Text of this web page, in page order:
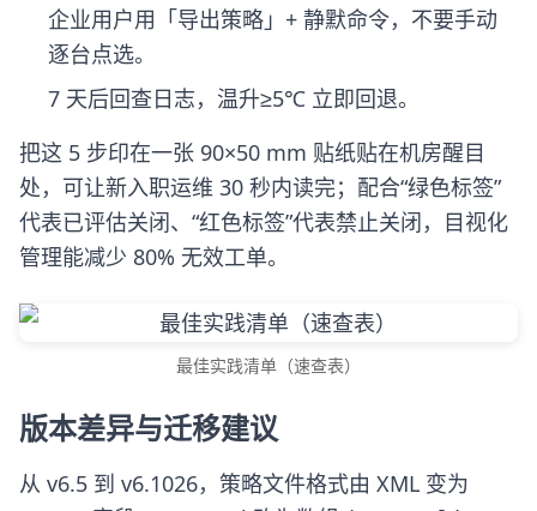
企业用户用「导出策略」+ 静默命令，不要手动
逐台点选。
7 天后回查日志，温升≥5℃ 立即回退。
把这 5 步印在一张 90×50 mm 贴纸贴在机房醒目
处，可让新入职运维 30 秒内读完；配合“绿色标签”
代表已评估关闭、“红色标签”代表禁止关闭，目视化
管理能减少 80% 无效工单。
最佳实践清单（速查表）
版本差异与迁移建议
从 v6.5 到 v6.1026，策略文件格式由 XML 变为